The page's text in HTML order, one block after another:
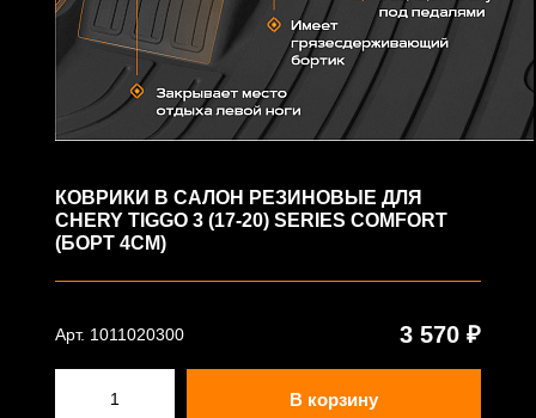
КОВРИКИ В САЛОН РЕЗИНОВЫЕ ДЛЯ
CHERY TIGGO 3 (17-20) SERIES COMFORT
(БОРТ 4СМ)
Арт. 1011020300 3 570 ₽
В корзину